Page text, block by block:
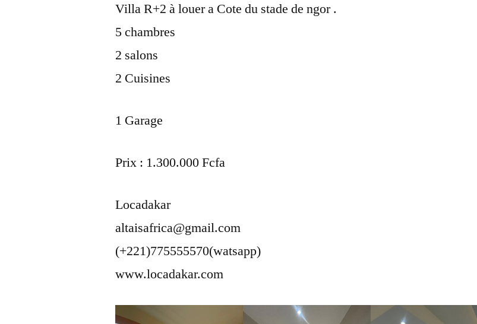
Villa R+2 à louer a Cote du stade de ngor .
5 chambres
2 salons
2 Cuisines
1 Garage
Prix : 1.300.000 Fcfa
Locadakar
altaisafrica@gmail.com
(+221)775555570(watsapp)
www.locadakar.com